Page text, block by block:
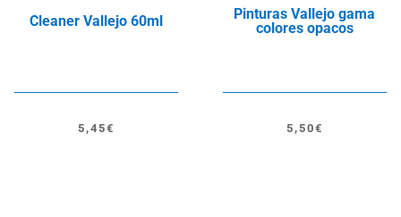
Cleaner Vallejo 60ml
5,45€
Pinturas Vallejo gama
colores opacos
5,50€